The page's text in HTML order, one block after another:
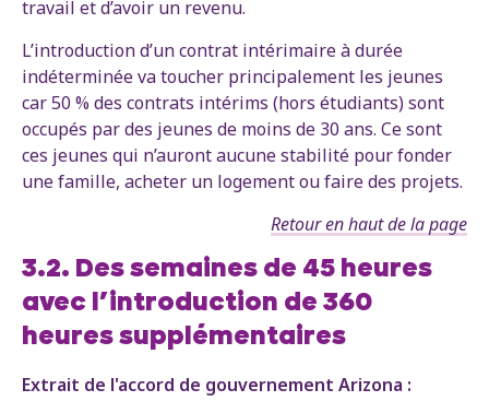
travail et d’avoir un revenu.
L’introduction d’un contrat intérimaire à durée
indéterminée va toucher principalement les jeunes
car 50 % des contrats intérims (hors étudiants) sont
occupés par des jeunes de moins de 30 ans. Ce sont
ces jeunes qui n’auront aucune stabilité pour fonder
une famille, acheter un logement ou faire des projets.
Retour en haut de la page
3.2. Des semaines de 45 heures
avec l’introduction de 360
heures supplémentaires
Extrait de l'accord de gouvernement Arizona :